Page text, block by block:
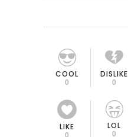
COOL
0
DISLIKE
0
LIKE
0
LOL
0